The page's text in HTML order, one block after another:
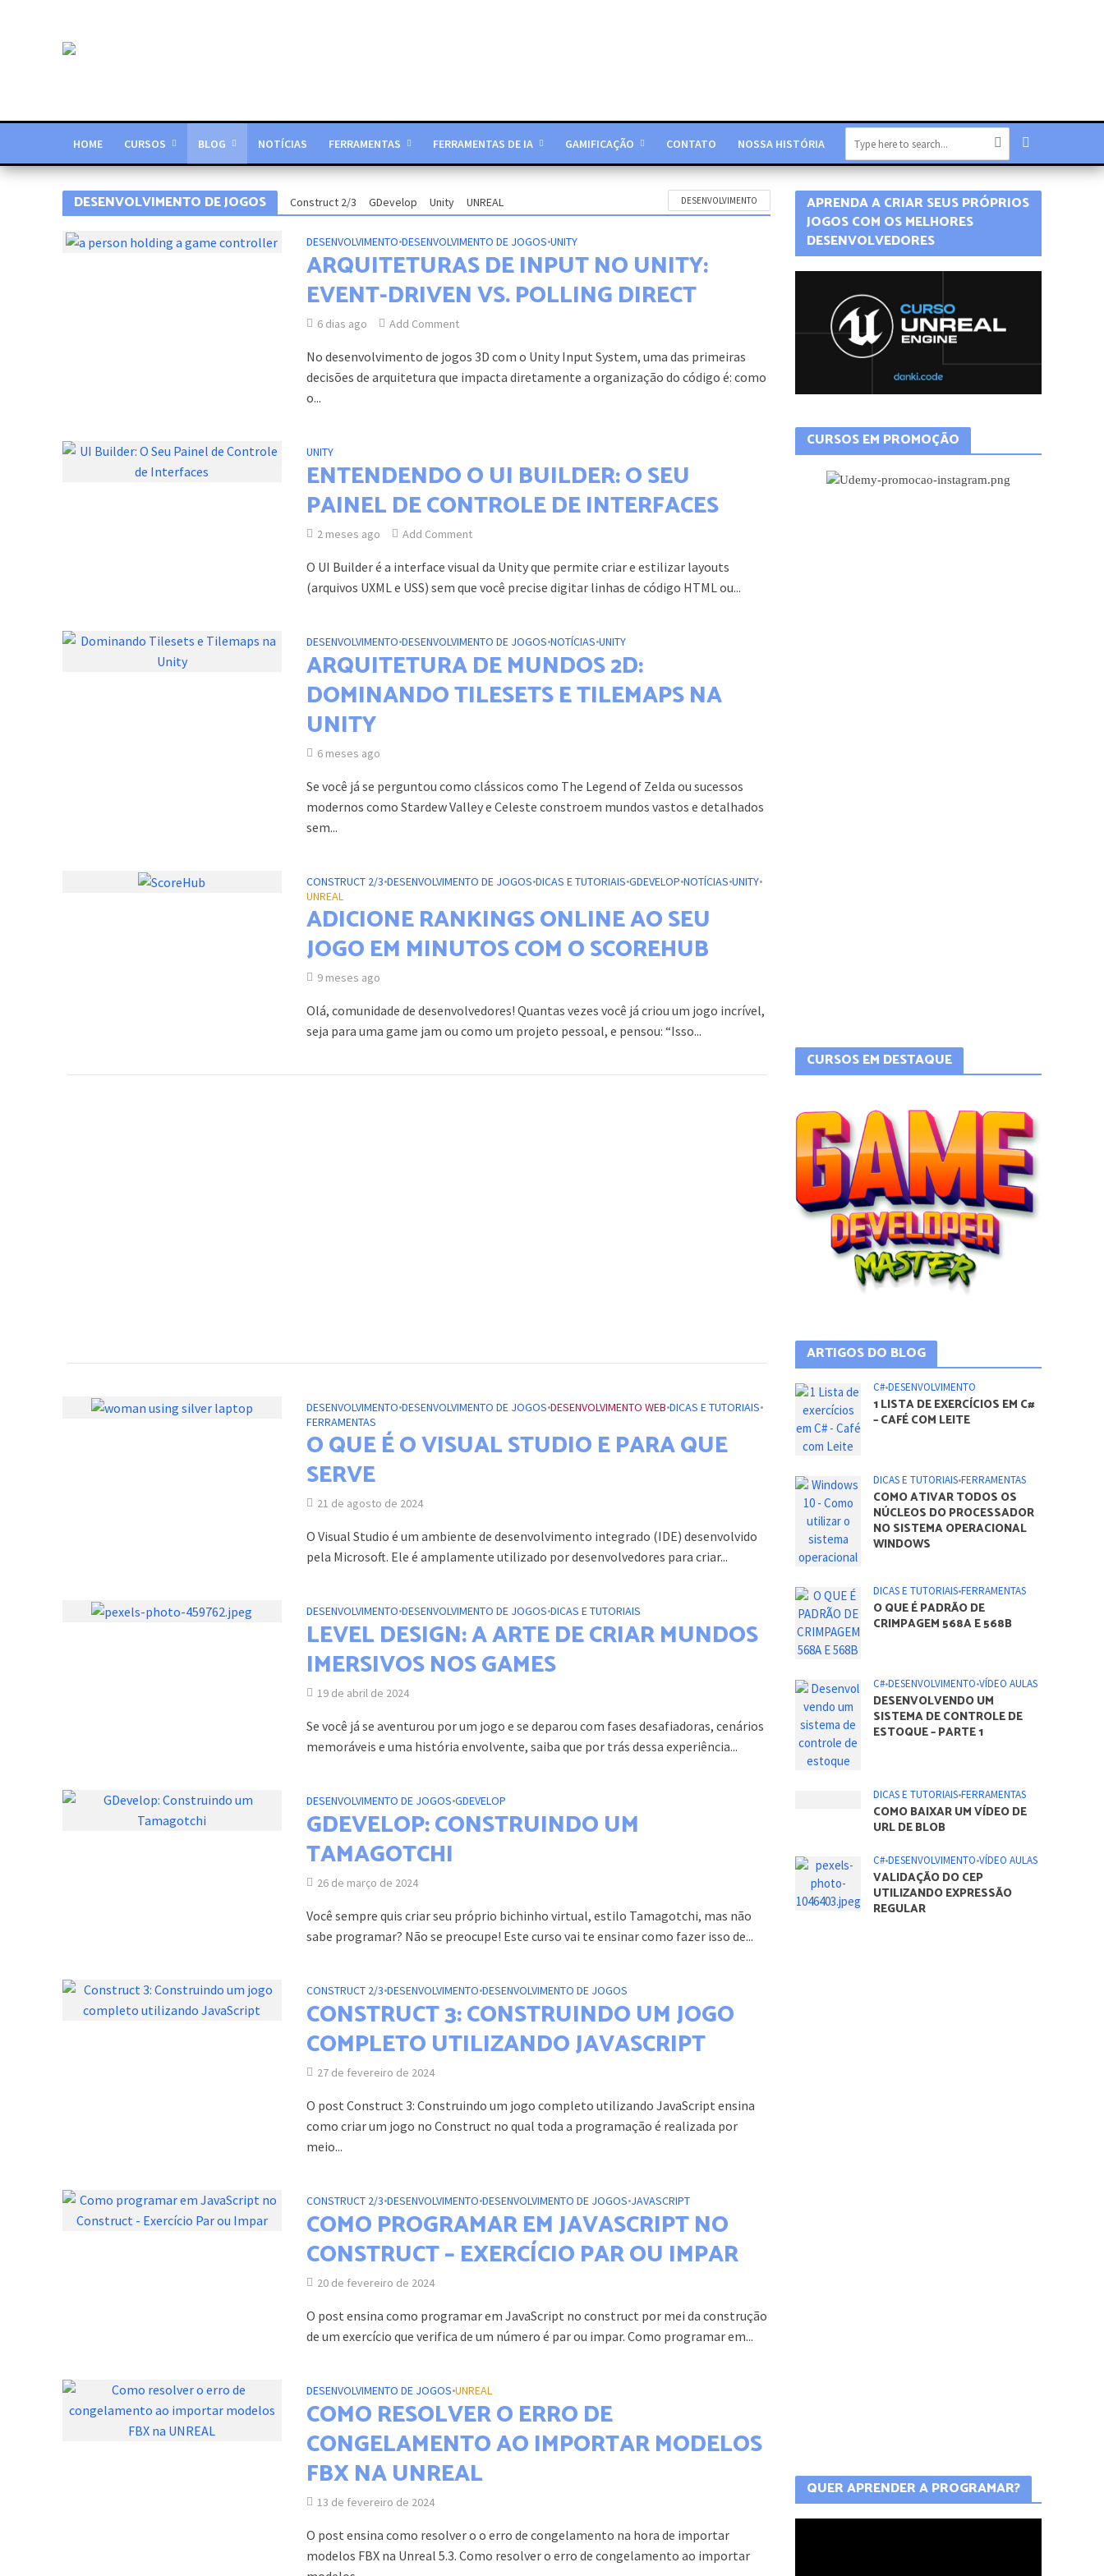
HOME CURSOS BLOG NOTÍCIAS FERRAMENTAS FERRAMENTAS DE IA GAMIFICAÇÃO CONTATO NOSSA HISTÓRIA
DESENVOLVIMENTO DE JOGOS Construct 2/3 GDevelop Unity UNREAL DESENVOLVIMENTO
DESENVOLVIMENTO•DESENVOLVIMENTO DE JOGOS•UNITY
ARQUITETURAS DE INPUT NO UNITY:
EVENT-DRIVEN VS. POLLING DIRECT
6 dias ago Add Comment
No desenvolvimento de jogos 3D com o Unity Input System, uma das primeiras
decisões de arquitetura que impacta diretamente a organização do código é: como
o...
UNITY
ENTENDENDO O UI BUILDER: O SEU
PAINEL DE CONTROLE DE INTERFACES
2 meses ago Add Comment
O UI Builder é a interface visual da Unity que permite criar e estilizar layouts
(arquivos UXML e USS) sem que você precise digitar linhas de código HTML ou...
DESENVOLVIMENTO•DESENVOLVIMENTO DE JOGOS•NOTÍCIAS•UNITY
ARQUITETURA DE MUNDOS 2D:
DOMINANDO TILESETS E TILEMAPS NA
UNITY
6 meses ago
Se você já se perguntou como clássicos como The Legend of Zelda ou sucessos
modernos como Stardew Valley e Celeste constroem mundos vastos e detalhados
sem...
CONSTRUCT 2/3•DESENVOLVIMENTO DE JOGOS•DICAS E TUTORIAIS•GDEVELOP•NOTÍCIAS•UNITY•
UNREAL
ADICIONE RANKINGS ONLINE AO SEU
JOGO EM MINUTOS COM O SCOREHUB
9 meses ago
Olá, comunidade de desenvolvedores! Quantas vezes você já criou um jogo incrível,
seja para uma game jam ou como um projeto pessoal, e pensou: “Isso...
DESENVOLVIMENTO•DESENVOLVIMENTO DE JOGOS•DESENVOLVIMENTO WEB•DICAS E TUTORIAIS•
FERRAMENTAS
O QUE É O VISUAL STUDIO E PARA QUE
SERVE
21 de agosto de 2024
O Visual Studio é um ambiente de desenvolvimento integrado (IDE) desenvolvido
pela Microsoft. Ele é amplamente utilizado por desenvolvedores para criar...
DESENVOLVIMENTO•DESENVOLVIMENTO DE JOGOS•DICAS E TUTORIAIS
LEVEL DESIGN: A ARTE DE CRIAR MUNDOS
IMERSIVOS NOS GAMES
19 de abril de 2024
Se você já se aventurou por um jogo e se deparou com fases desafiadoras, cenários
memoráveis e uma história envolvente, saiba que por trás dessa experiência...
DESENVOLVIMENTO DE JOGOS•GDEVELOP
GDEVELOP: CONSTRUINDO UM
TAMAGOTCHI
26 de março de 2024
Você sempre quis criar seu próprio bichinho virtual, estilo Tamagotchi, mas não
sabe programar? Não se preocupe! Este curso vai te ensinar como fazer isso de...
CONSTRUCT 2/3•DESENVOLVIMENTO•DESENVOLVIMENTO DE JOGOS
CONSTRUCT 3: CONSTRUINDO UM JOGO
COMPLETO UTILIZANDO JAVASCRIPT
27 de fevereiro de 2024
O post Construct 3: Construindo um jogo completo utilizando JavaScript ensina
como criar um jogo no Construct no qual toda a programação é realizada por
meio...
CONSTRUCT 2/3•DESENVOLVIMENTO•DESENVOLVIMENTO DE JOGOS•JAVASCRIPT
COMO PROGRAMAR EM JAVASCRIPT NO
CONSTRUCT – EXERCÍCIO PAR OU IMPAR
20 de fevereiro de 2024
O post ensina como programar em JavaScript no construct por mei da construção
de um exercício que verifica de um número é par ou impar. Como programar em...
DESENVOLVIMENTO DE JOGOS•UNREAL
COMO RESOLVER O ERRO DE
CONGELAMENTO AO IMPORTAR MODELOS
FBX NA UNREAL
13 de fevereiro de 2024
O post ensina como resolver o o erro de congelamento na hora de importar
modelos FBX na Unreal 5.3. Como resolver o erro de congelamento ao importar
APRENDA A CRIAR SEUS PRÓPRIOS
JOGOS COM OS MELHORES
DESENVOLVEDORES
CURSOS EM PROMOÇÃO
CURSOS EM DESTAQUE
ARTIGOS DO BLOG
C#•DESENVOLVIMENTO
1 LISTA DE EXERCÍCIOS EM C#
– CAFÉ COM LEITE
DICAS E TUTORIAIS•FERRAMENTAS
COMO ATIVAR TODOS OS
NÚCLEOS DO PROCESSADOR
NO SISTEMA OPERACIONAL
WINDOWS
DICAS E TUTORIAIS•FERRAMENTAS
O QUE É PADRÃO DE
CRIMPAGEM 568A E 568B
C#•DESENVOLVIMENTO•VÍDEO AULAS
DESENVOLVENDO UM
SISTEMA DE CONTROLE DE
ESTOQUE – PARTE 1
DICAS E TUTORIAIS•FERRAMENTAS
COMO BAIXAR UM VÍDEO DE
URL DE BLOB
C#•DESENVOLVIMENTO•VÍDEO AULAS
VALIDAÇÃO DO CEP
UTILIZANDO EXPRESSÃO
REGULAR
QUER APRENDER A PROGRAMAR?